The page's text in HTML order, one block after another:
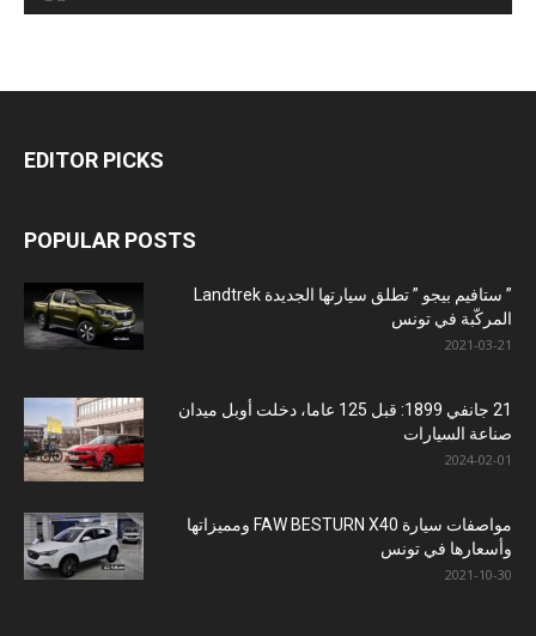
EDITOR PICKS
POPULAR POSTS
” ستافيم بيجو ” تطلق سيارتها الجديدة Landtrek
المركّبة في تونس
2021-03-21
21 جانفي 1899: قبل 125 عاما، دخلت أوبل ميدان
صناعة السيارات
2024-02-01
مواصفات سيارة FAW BESTURN X40 ومميزاتها
وأسعارها في تونس
2021-10-30